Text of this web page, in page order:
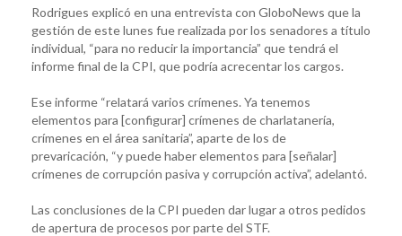
Rodrigues explicó en una entrevista con GloboNews que la
gestión de este lunes fue realizada por los senadores a título
individual, “para no reducir la importancia” que tendrá el
informe final de la CPI, que podría acrecentar los cargos.
Ese informe “relatará varios crímenes. Ya tenemos
elementos para [configurar] crímenes de charlatanería,
crímenes en el área sanitaria”, aparte de los de
prevaricación, “y puede haber elementos para [señalar]
crímenes de corrupción pasiva y corrupción activa”, adelantó.
Las conclusiones de la CPI pueden dar lugar a otros pedidos
de apertura de procesos por parte del STF.